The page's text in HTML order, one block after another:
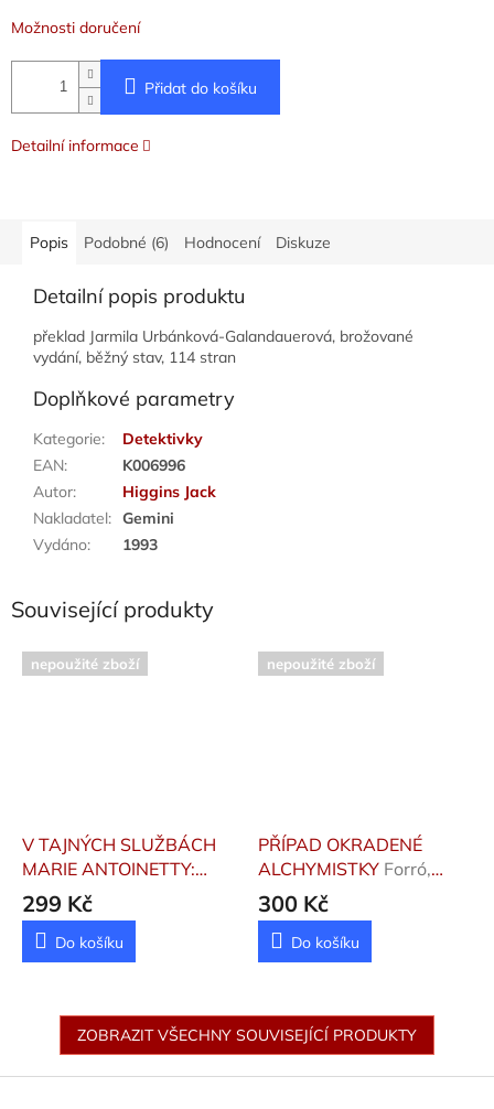
Možnosti doručení
Přidat do košíku
Detailní informace
Popis Podobné (6) Hodnocení Diskuze
Detailní popis produktu
překlad Jarmila Urbánková-Galandauerová, brožované
vydání, běžný stav, 114 stran
Doplňkové parametry
Kategorie:
Detektivky
EAN:
K006996
Autor:
Higgins Jack
Nakladatel: Gemini
Vydáno: 1993
Související produkty
nepoužité zboží
V TAJNÝCH SLUŽBÁCH
MARIE ANTOINETTY:
PŘÍPAD HRABĚNKY DU
BARRYLenormand
Frédéric
299 Kč
Do košíku
nepoužité zboží
PŘÍPAD OKRADENÉ
ALCHYMISTKY Forró,
Markéta
300 Kč
Do košíku
ZOBRAZIT VŠECHNY SOUVISEJÍCÍ PRODUKTY